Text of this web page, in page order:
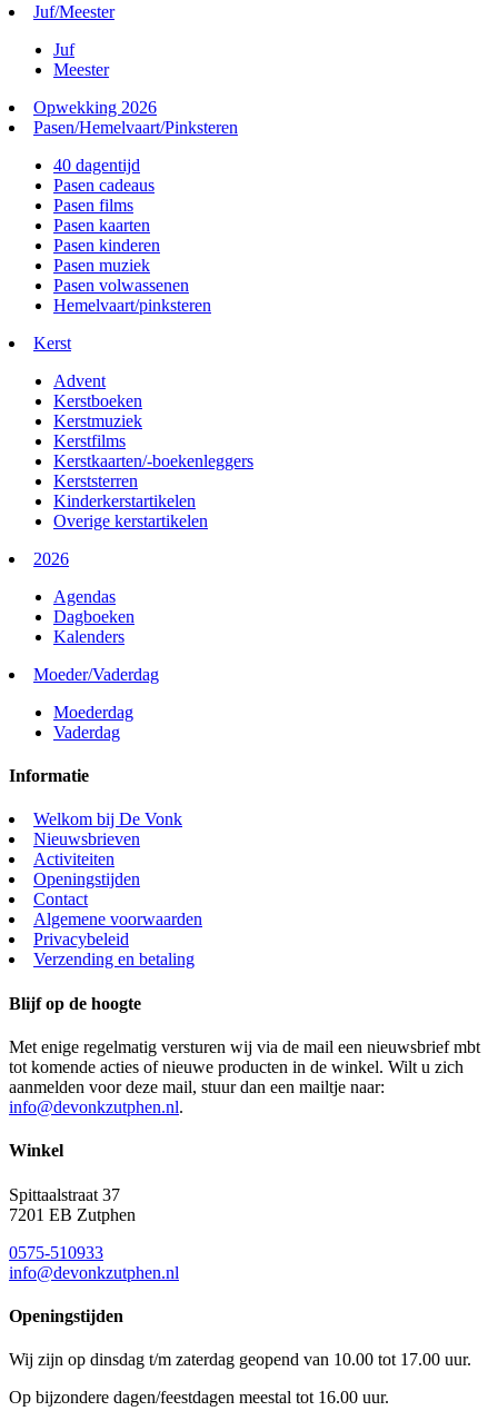
Juf/Meester
Juf
Meester
Opwekking 2026
Pasen/Hemelvaart/Pinksteren
40 dagentijd
Pasen cadeaus
Pasen films
Pasen kaarten
Pasen kinderen
Pasen muziek
Pasen volwassenen
Hemelvaart/pinksteren
Kerst
Advent
Kerstboeken
Kerstmuziek
Kerstfilms
Kerstkaarten/-boekenleggers
Kerststerren
Kinderkerstartikelen
Overige kerstartikelen
2026
Agendas
Dagboeken
Kalenders
Moeder/Vaderdag
Moederdag
Vaderdag
Informatie
Welkom bij De Vonk
Nieuwsbrieven
Activiteiten
Openingstijden
Contact
Algemene voorwaarden
Privacybeleid
Verzending en betaling
Blijf op de hoogte
Met enige regelmatig versturen wij via de mail een nieuwsbrief mbt
tot komende acties of nieuwe producten in de winkel. Wilt u zich
aanmelden voor deze mail, stuur dan een mailtje naar:
info@devonkzutphen.nl.
Winkel
Spittaalstraat 37
7201 EB Zutphen
0575-510933
info@devonkzutphen.nl
Openingstijden
Wij zijn op dinsdag t/m zaterdag geopend van 10.00 tot 17.00 uur.
Op bijzondere dagen/feestdagen meestal tot 16.00 uur.